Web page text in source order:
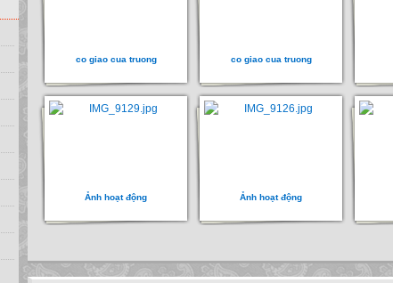
co giao cua truong co giao cua truong
Ảnh hoạt động Ảnh hoạt động